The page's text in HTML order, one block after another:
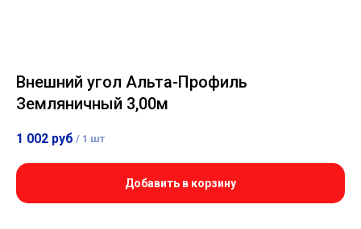
Внешний угол Альта-Профиль
Земляничный 3,00м
1 002 руб / 1 шт
Добавить в корзину